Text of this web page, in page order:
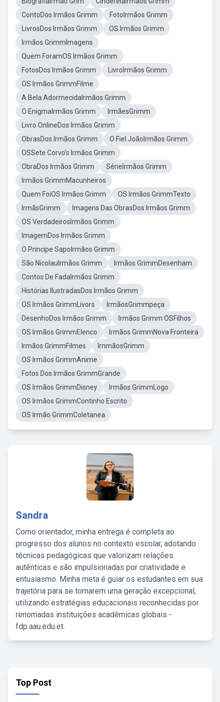
ContoDos Irmãos Grimm
FotoIrmãos Grimm
LivrosDos Irmãos Grimm
OS Irmãos Grimm
Irmãos GrimmImagens
Quem ForamOS Irmãos Grimm
FotosDos Irmãos Grimm
LivroIrmãos Grimm
OS Irmãos GrimmFilme
A Bela AdormecidaIrmãos Grimm
O EnigmaIrmãos Grimm
IrmãesGrimm
Livro OnlineDos Irmãos Grimm
ObrasDos Irmãos Grimm
O Fiel JoãoIrmãos Grimm
OSSete Corvo's Irmãos Grimm
ObraDos Irmãos Grimm
SérieIrmãos Grimm
Irmãos GrimmMacunheiros
Quem FoiOS Irmãos Grimm
OS Irmãos GrimmTexto
IrmãsGrimm
Imagens Das ObrasDos Irmãos Grimm
OS VerdadeirosIrmãos Grimm
ImagemDos Irmãos Grimm
O Principe SapoIrmãos Grimm
São NicolauIrmãos Grimm
Irmãos GrimmDesenham
Contos De FadaIrmãos Grimm
Histórias IlustradasDos Irmãos Grimm
OS Irmãos GrimmLivors
IrmãosGrimmpeça
DesenhoDos Irmãos Grimm
Irmãos Grimm OSFilhos
OS Irmãos GrimmElenco
Irmãos GrimmNova Fronteira
Irmãos GrimmFilmes
IrnmãosGrimm
OS Irmãos GrimmAnime
Fotos Dos Irmãos GrimmGrande
OS Irmãos GrimmDisney
Irmãos GrimmLogo
OS Irmãos GrimmContinho Escrito
OS Irmão GrimmColetanea
Sandra
Como orientador, minha entrega é completa ao
progresso dos alunos no contexto escolar, adotando
técnicas pedagógicas que valorizam relações
autênticas e são impulsionadas por criatividade e
entusiasmo. Minha meta é guiar os estudantes em sua
trajetória para se tornarem uma geração excepcional,
utilizando estratégias educacionais reconhecidas por
renomadas instituições acadêmicas globais -
fdp.aau.edu.et.
Top Post